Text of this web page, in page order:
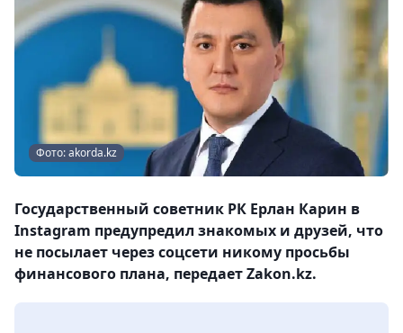
Фото: akorda.kz
Государственный советник РК Ерлан Карин в
Instagram предупредил знакомых и друзей, что
не посылает через соцсети никому просьбы
финансового плана, передает Zakon.kz.